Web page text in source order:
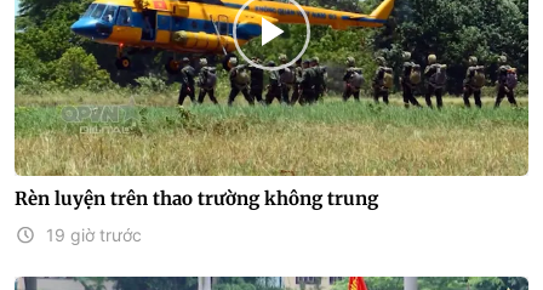
Rèn luyện trên thao trường không trung
19 giờ trước